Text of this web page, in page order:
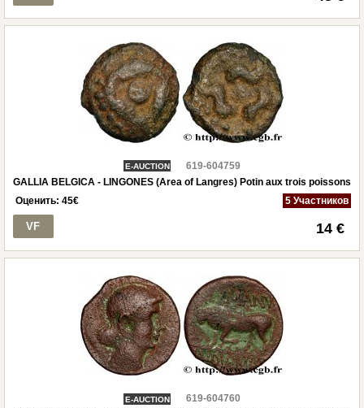
E-AUCTION
619-604759
GALLIA BELGICA - LINGONES (Area of Langres) Potin aux trois poissons
Оценить: 45€ 5 Участников
VF 14 €
E-AUCTION
619-604760